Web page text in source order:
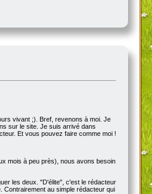
vivant ;). Bref, revenons à moi. Je
sur le site. Je suis arrivé dans
Et vous pouvez faire comme moi !
mois à peu près), nous avons besoin
les deux. "D'élite", c'est le rédacteur
Contrairement au simple rédacteur qui